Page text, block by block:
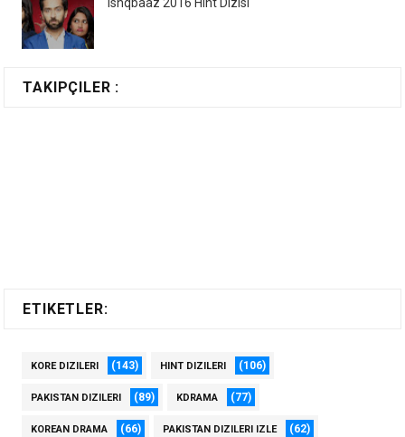
Ishqbaaz 2016 Hint Dizisi
TAKIPÇILER :
ETIKETLER:
KORE DIZILERI (143) HINT DIZILERI (106)
PAKISTAN DIZILERI (89) KDRAMA (77)
KOREAN DRAMA (66) PAKISTAN DIZILERI IZLE (62)